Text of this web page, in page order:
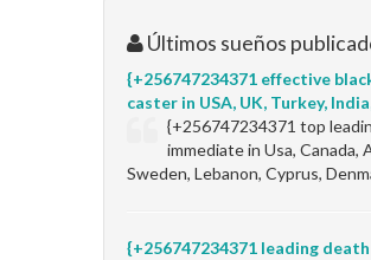
Últimos sueños
{+256747234371 effective
caster in USA, UK, Turkey,
{+256747234371 top
immediate in Usa, Canada,
Sweden, Lebanon, Cyprus,
{+256747234371 leading